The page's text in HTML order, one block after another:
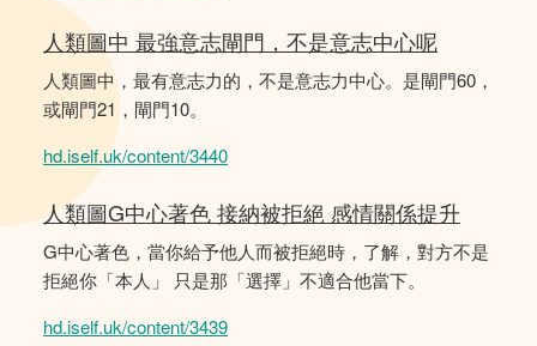
人類圖中 最強意志閘門，不是意志中心呢
人類圖中，最有意志力的，不是意志力中心。是閘門60，
或閘門21，閘門10。
hd.iself.uk/content/3440
人類圖G中心著色 接納被拒絕 感情關係提升
G中心著色，當你給予他人而被拒絕時，了解，對方不是
拒絕你「本人」 只是那「選擇」不適合他當下。
hd.iself.uk/content/3439